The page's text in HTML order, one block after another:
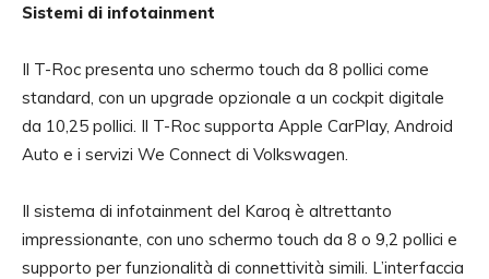
Sistemi di infotainment
Il T-Roc presenta uno schermo touch da 8 pollici come
standard, con un upgrade opzionale a un cockpit digitale
da 10,25 pollici. Il T-Roc supporta Apple CarPlay, Android
Auto e i servizi We Connect di Volkswagen.
Il sistema di infotainment del Karoq è altrettanto
impressionante, con uno schermo touch da 8 o 9,2 pollici e
supporto per funzionalità di connettività simili. L’interfaccia